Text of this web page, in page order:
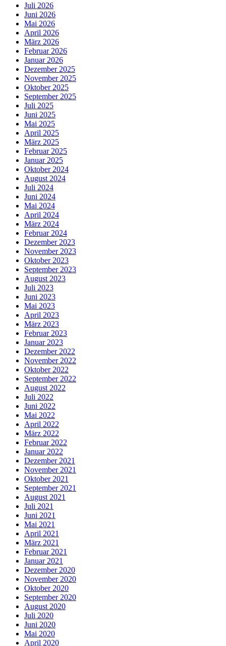
Juli 2026
Juni 2026
Mai 2026
April 2026
März 2026
Februar 2026
Januar 2026
Dezember 2025
November 2025
Oktober 2025
September 2025
Juli 2025
Juni 2025
Mai 2025
April 2025
März 2025
Februar 2025
Januar 2025
Oktober 2024
August 2024
Juli 2024
Juni 2024
Mai 2024
April 2024
März 2024
Februar 2024
Dezember 2023
November 2023
Oktober 2023
September 2023
August 2023
Juli 2023
Juni 2023
Mai 2023
April 2023
März 2023
Februar 2023
Januar 2023
Dezember 2022
November 2022
Oktober 2022
September 2022
August 2022
Juli 2022
Juni 2022
Mai 2022
April 2022
März 2022
Februar 2022
Januar 2022
Dezember 2021
November 2021
Oktober 2021
September 2021
August 2021
Juli 2021
Juni 2021
Mai 2021
April 2021
März 2021
Februar 2021
Januar 2021
Dezember 2020
November 2020
Oktober 2020
September 2020
August 2020
Juli 2020
Juni 2020
Mai 2020
April 2020